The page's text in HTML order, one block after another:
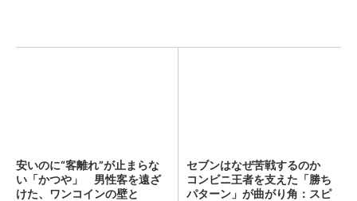
安いのに“客離れ”が止まらな
い「かつや」 男性客を遠ざ
けた、ワンコインの壁と
セブンはなぜ苦戦するのか
コンビニ王者を支えた「勝ち
パターン」が曲がり角：スピ